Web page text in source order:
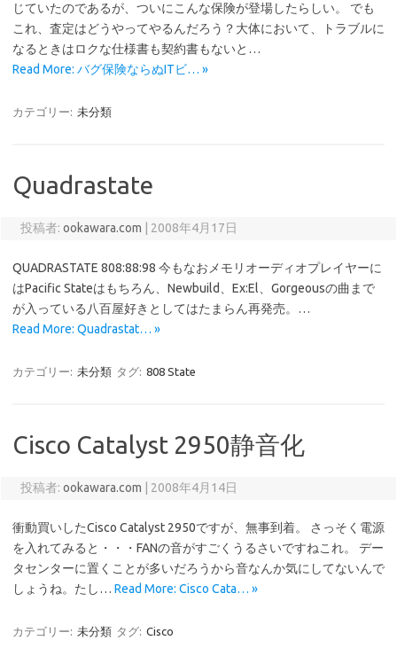
じていたのであるが、ついにこんな保険が登場したらしい。 でも
これ、査定はどうやってやるんだろう？大体において、トラブルに
なるときはロクな仕様書も契約書もないと…
Read More: バグ保険ならぬITビ… »
カテゴリー: 未分類
Quadrastate
投稿者: ookawara.com 2008年4月17日
QUADRASTATE 808:88:98 今もなおメモリオーディオプレイヤーに
はPacific Stateはもちろん、Newbuild、Ex:El、Gorgeousの曲まで
が入っている八百屋好きとしてはたまらん再発売。…
Read More: Quadrastat… »
カテゴリー: 未分類 タグ: 808 State
Cisco Catalyst 2950静音化
投稿者: ookawara.com 2008年4月14日
衝動買いしたCisco Catalyst 2950ですが、無事到着。 さっそく電源
を入れてみると・・・FANの音がすごくうるさいですねこれ。 デー
タセンターに置くことが多いだろうから音なんか気にしてないんで
しょうね。たし… Read More: Cisco Cata… »
カテゴリー: 未分類 タグ: Cisco